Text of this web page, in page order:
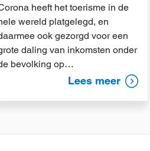
heeft het toerisme in de
wereld platgelegd, en
ook gezorgd voor een
daling van inkomsten onder
bevolking op…
Lees meer